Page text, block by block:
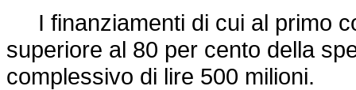
I finanziamenti di cui al primo
superiore al 80 per cento della
complessivo di lire 500 milioni.